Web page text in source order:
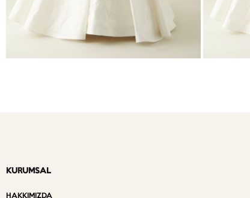
KURUMSAL
HAKKIMIZDA